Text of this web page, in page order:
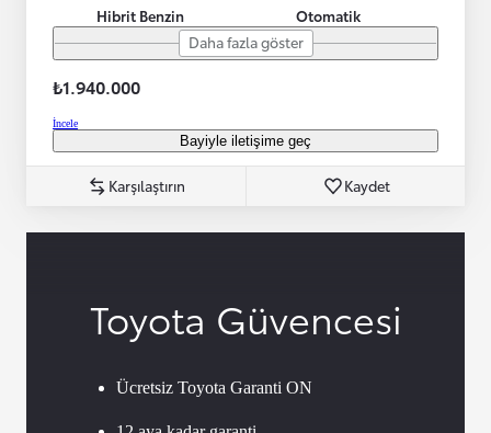
Hibrit Benzin
Otomatik
Daha fazla göster
₺1.940.000
İncele
Bayiyle iletişime geç
Karşılaştırın Kaydet
Toyota Güvencesi
Ücretsiz Toyota Garanti ON